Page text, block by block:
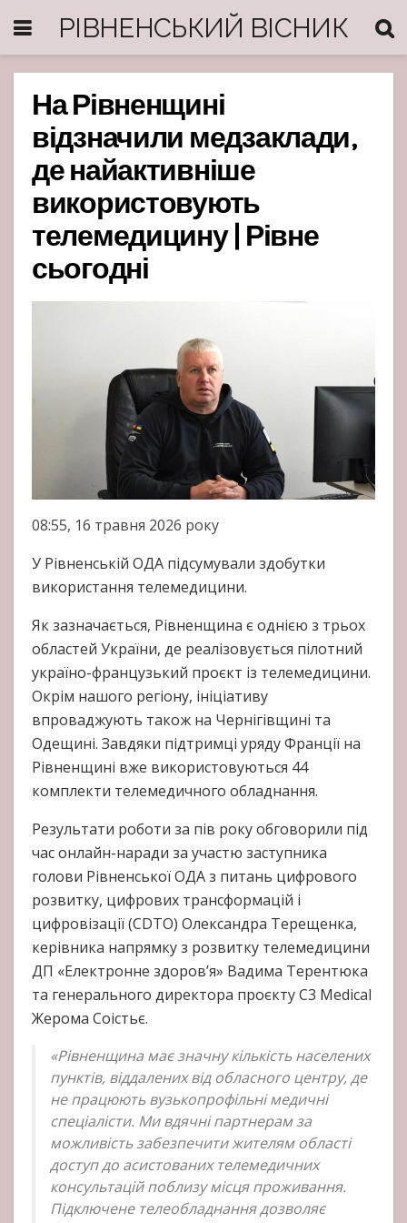
РІВНЕНСЬКИЙ ВІСНИК
На Рівненщині
відзначили медзаклади,
де найактивніше
використовують
телемедицину | Рівне
сьогодні
08:55, 16 травня 2026 року
У Рівненській ОДА підсумували здобутки
використання телемедицини.
Як зазначається, Рівненщина є однією з трьох
областей України, де реалізовується пілотний
україно-французький проєкт із телемедицини.
Окрім нашого регіону, ініціативу
впроваджують також на Чернігівщині та
Одещині. Завдяки підтримці уряду Франції на
Рівненщині вже використовуються 44
комплекти телемедичного обладнання.
Результати роботи за пів року обговорили під
час онлайн-наради за участю заступника
голови Рівненської ОДА з питань цифрового
розвитку, цифрових трансформацій і
цифровізації (CDTO) Олександра Терещенка,
керівника напрямку з розвитку телемедицини
ДП «Електронне здоров’я» Вадима Терентюка
та генерального директора проєкту C3 Medical
Жерома Соістьє.
«Рівненщина має значну кількість населених
пунктів, віддалених від обласного центру, де
не працюють вузькопрофільні медичні
спеціалісти. Ми вдячні партнерам за
можливість забезпечити жителям області
доступ до асистованих телемедичних
консультацій поблизу місця проживання.
Підключене телеобладнання дозволяє